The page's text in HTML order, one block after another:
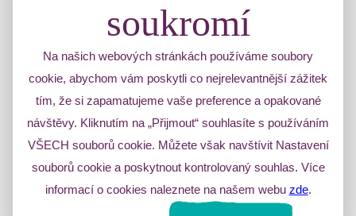
soukromí
Na našich webových stránkách používáme soubory
cookie, abychom vám poskytli co nejrelevantnější zážitek
tím, že si zapamatujeme vaše preference a opakované
návštěvy. Kliknutím na „Přijmout“ souhlasíte s používáním
VŠECH souborů cookie. Můžete však navštívit Nastavení
souborů cookie a poskytnout kontrolovaný souhlas. Více
informací o cookies naleznete na našem webu zde.